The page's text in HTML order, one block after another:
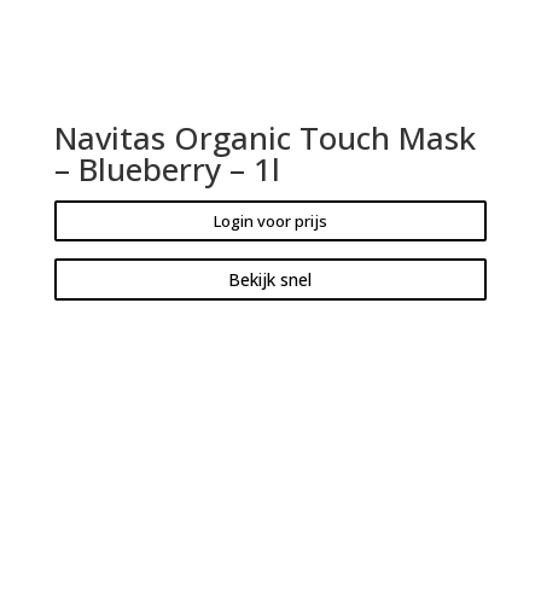
Navitas Organic Touch Mask
– Blueberry – 1l
Login voor prijs
Bekijk snel